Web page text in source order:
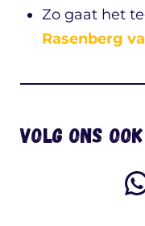
Zo gaat het
Rasenberg
Volg ons